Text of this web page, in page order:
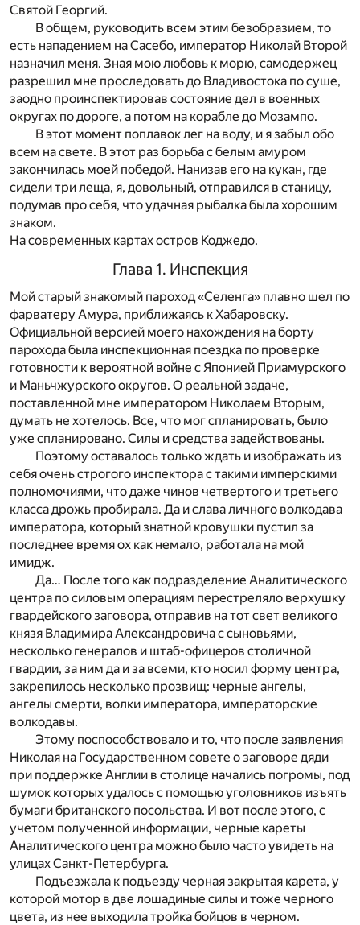
Святой Георгий.
В общем, руководить всем этим безобразием, то
есть нападением на Сасебо, император Николай Второй
назначил меня. Зная мою любовь к морю, самодержец
разрешил мне проследовать до Владивостока по суше,
заодно проинспектировав состояние дел в военных
округах по дороге, а потом на корабле до Мозампо.
В этот момент поплавок лег на воду, и я забыл обо
всем на свете. В этот раз борьба с белым амуром
закончилась моей победой. Нанизав его на кукан, где
сидели три леща, я, довольный, отправился в станицу,
подумав про себя, что удачная рыбалка была хорошим
знаком.
На современных картах остров Коджедо.
Глава 1. Инспекция
Мой старый знакомый пароход «Селенга» плавно шел по
фарватеру Амура, приближаясь к Хабаровску.
Официальной версией моего нахождения на борту
парохода была инспекционная поездка по проверке
готовности к вероятной войне с Японией Приамурского
и Маньчжурского округов. О реальной задаче,
поставленной мне императором Николаем Вторым,
думать не хотелось. Все, что мог спланировать, было
уже спланировано. Силы и средства задействованы.
Поэтому оставалось только ждать и изображать из
себя очень строгого инспектора с такими имперскими
полномочиями, что даже чинов четвертого и третьего
класса дрожь пробирала. Да и слава личного волкодава
императора, который знатной кровушки пустил за
последнее время ох как немало, работала на мой
имидж.
Да… После того как подразделение Аналитического
центра по силовым операциям перестреляло верхушку
гвардейского заговора, отправив на тот свет великого
князя Владимира Александровича с сыновьями,
несколько генералов и штаб-офицеров столичной
гвардии, за ним да и за всеми, кто носил форму центра,
закрепилось несколько прозвищ: черные ангелы,
ангелы смерти, волки императора, императорские
волкодавы.
Этому поспособствовало и то, что после заявления
Николая на Государственном совете о заговоре дяди
при поддержке Англии в столице начались погромы, под
шумок которых удалось с помощью уголовников изъять
бумаги британского посольства. И вот после этого, с
учетом полученной информации, черные кареты
Аналитического центра можно было часто увидеть на
улицах Санкт-Петербурга.
Подъезжала к подъезду черная закрытая карета, у
которой мотор в две лошадиные силы и тоже черного
цвета, из нее выходила тройка бойцов в черном.